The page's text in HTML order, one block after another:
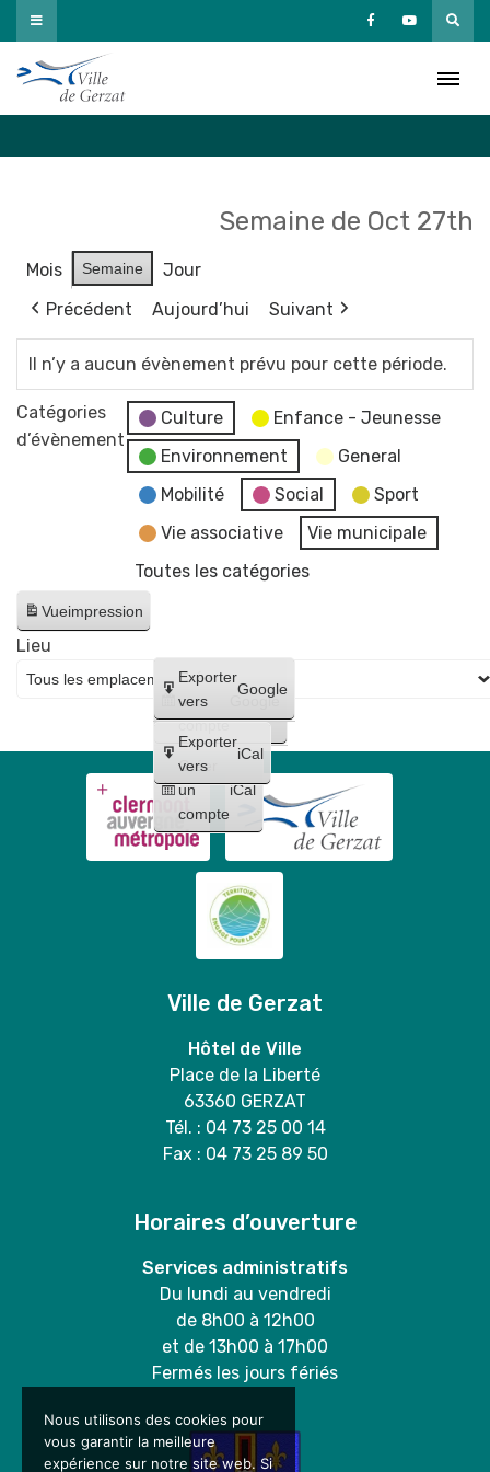
Passer
au
contenu
Semaine de Oct 27th
Mois Semaine
Jour
Précédent
Aujourd’hui Suivant
Il n’y a aucun évènement prévu pour cette période.
Catégories
d’évènement
Culture
Enfance - Jeunesse
Environnement
General
Mobilité
Social
Sport
Vie associative
Vie municipale
Toutes les catégories
Vueimpression
Créer
un
compte
Google
Créer
un
compte
iCal
Exporter
vers
Google
Exporter
vers
iCal
Lieu
Ville de Gerzat
Hôtel de Ville
Place de la Liberté
63360 GERZAT
Tél. : 04 73 25 00 14
Fax : 04 73 25 89 50
Horaires d’ouverture
Services administratifs
Du lundi au vendredi
de 8h00 à 12h00
et de 13h00 à 17h00
Fermés les jours fériés
Nous utilisons des cookies pour
vous garantir la meilleure
expérience sur notre site web. Si